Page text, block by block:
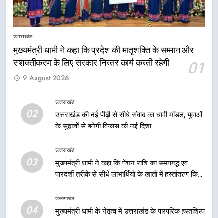
उत्तराखंड
मुख्यमंत्री धामी ने कहा कि प्रदेश की मातृशक्ति के सम्मान और
सशक्तीकरण के लिए सरकार निरंतर कार्य करती रहेगी
01
9 August 2026
02
उत्तराखंड
उत्तराखंड की नई पीढ़ी से सीधे संवाद का धामी मॉडल, युवाओं
के सुझावों से बनेगी विकास की नई दिशा
03
उत्तराखंड
मुख्यमंत्री धामी ने कहा कि पेंशन राशि का समयबद्ध एवं
पारदर्शी तरीके से सीधे लाभार्थियों के खातों में हस्तांतरण किया
लाभ मिल रहा है
04
उत्तराखंड
मुख्यमंत्री धामी के नेतृत्व में उत्तराखंड के पारंपरिक हस्तशिल्प
8
एमडीडीए बोर्ड बैठक में 25 विकास प्रस्तावों
नियोजित विकास को मिलेगी रफ्तार
उत्तराखंड
1
लिए सरकार निरंतर कार्य करती रहेगी
उत्तराखंड
धामी मॉडल, युवाओं के सुझावों से बनेगी
विकास की नई दिशा
3